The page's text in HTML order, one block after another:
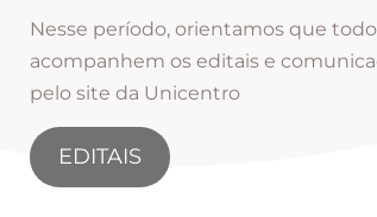
Nesse período, orientamos que
acompanhem os editais e
pelo site da Unicentro
EDITAIS